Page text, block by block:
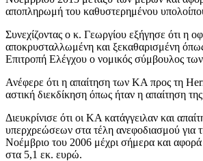
αποπληρωμή του καθυστερημένου
Συνεχίζοντας ο κ. Γεωργίου εξήγησε ότι η
αποκρυσταλλωμένη και ξεκαθαρισμένη
Επιτροπή Ελέγχου ο νομικός σύμβουλος
Ανέφερε ότι η απαίτηση των ΚΑ προς τη
αστική διεκδίκηση όπως ήταν η απαίτηση
Διευκρίνισε ότι οι ΚΑ κατάγγειλαν και
υπερχρεώσεων στα τέλη ανεφοδιασμού για
Νοέμβριο του 2006 μέχρι σήμερα και αφορά
στα 5,1 εκ. ευρώ.